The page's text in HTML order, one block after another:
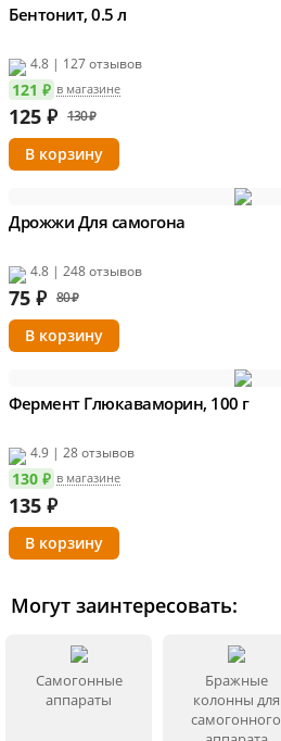
Бентонит, 0.5 л
4.8 | 127 отзывов
121 ₽ в магазине
125 ₽ 130 ₽
Дрожжи Для самогона
4.8 | 248 отзывов
75 ₽ 80 ₽
Фермент Глюкаваморин, 100 г
4.9 | 28 отзывов
130 ₽ в магазине
135 ₽
Могут заинтересовать:
Самогонные
аппараты
Бражные
колонны для
самогонного